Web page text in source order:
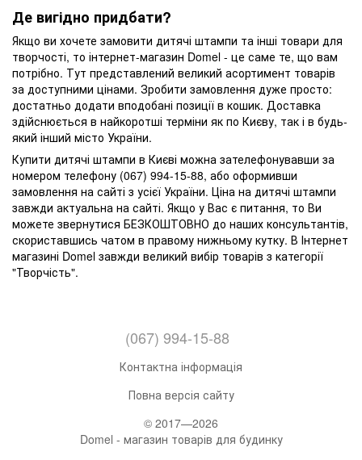
Де вигідно придбати?
Якщо ви хочете замовити дитячі штампи та інші товари для
творчості, то інтернет-магазин Domel - це саме те, що вам
потрібно. Тут представлений великий асортимент товарів
за доступними цінами. Зробити замовлення дуже просто:
достатньо додати вподобані позиції в кошик. Доставка
здійснюється в найкоротші терміни як по Києву, так і в будь-
який інший місто України.
Купити дитячі штампи в Києві можна зателефонувавши за
номером телефону (067) 994-15-88, або оформивши
замовлення на сайті з усієї України. Ціна на дитячі штампи
завжди актуальна на сайті. Якщо у Вас є питання, то Ви
можете звернутися БЕЗКОШТОВНО до наших консультантів,
скориставшись чатом в правому нижньому кутку. В Інтернет
магазині Domel завжди великий вибір товарів з категорії
"Творчість".
(067) 994-15-88
Контактна інформація
Повна версія сайту
© 2017—2026
Domel - магазин товарів для будинку